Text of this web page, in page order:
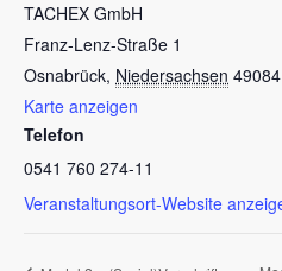
TACHEX GmbH
Franz-Lenz-Straße 1
Osnabrück, Niedersachsen 49084
Karte anzeigen
Telefon
0541 760 274-11
Veranstaltungsort-Website